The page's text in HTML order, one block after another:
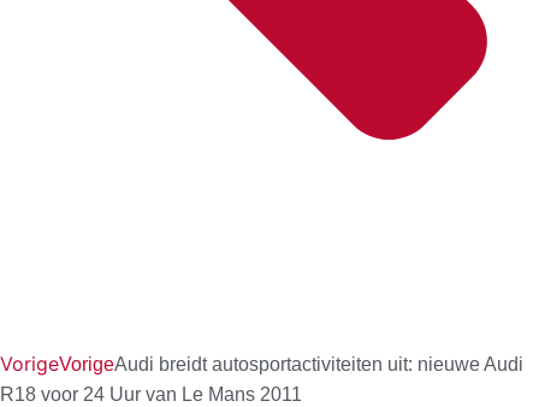
VorigeVorigeAudi breidt autosportactiviteiten uit: nieuwe Audi
R18 voor 24 Uur van Le Mans 2011